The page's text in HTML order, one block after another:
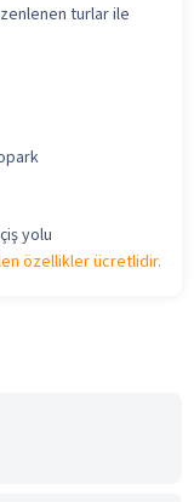
turlar ile
yolu
özellikler ücretlidir.